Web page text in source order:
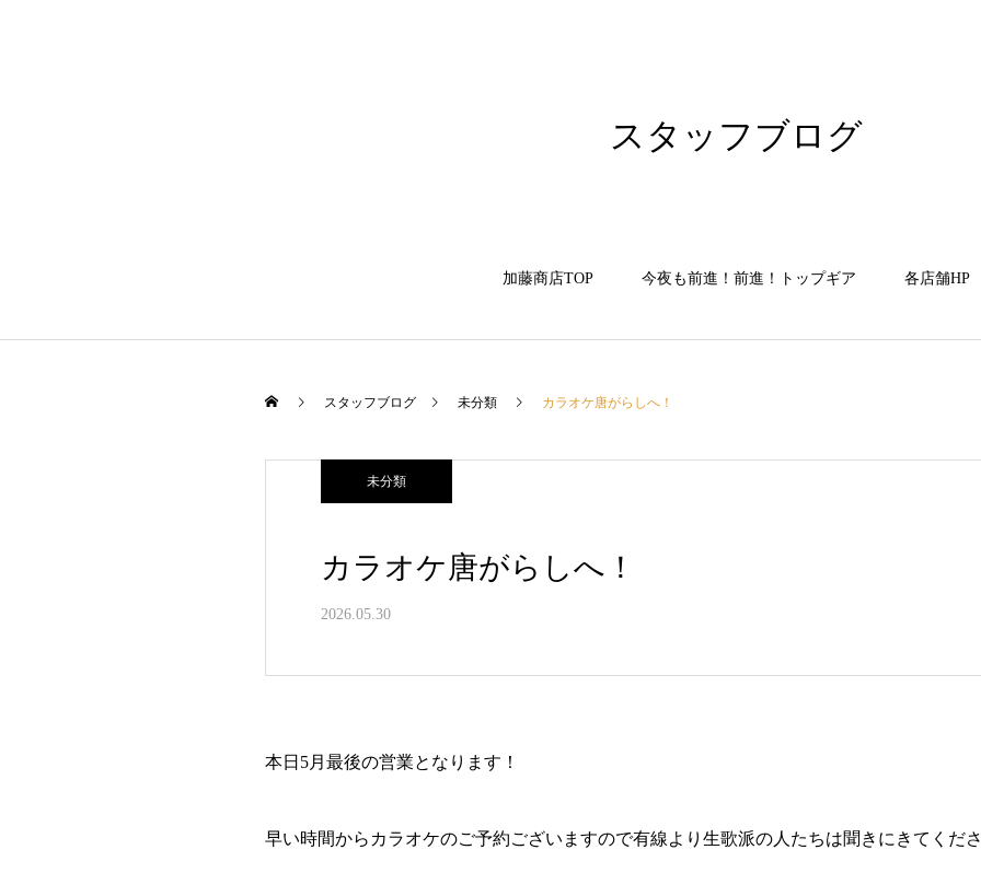
スタッフブログ
加藤商店TOP 今夜も前進！前進！トップギア 各店舗HP
スタッフブログ 未分類 カラオケ唐がらしへ！
未分類
カラオケ唐がらしへ！
2026.05.30
本日5月最後の営業となります！
早い時間からカラオケのご予約ございますので有線より生歌派の人たちは聞きにきてくだ